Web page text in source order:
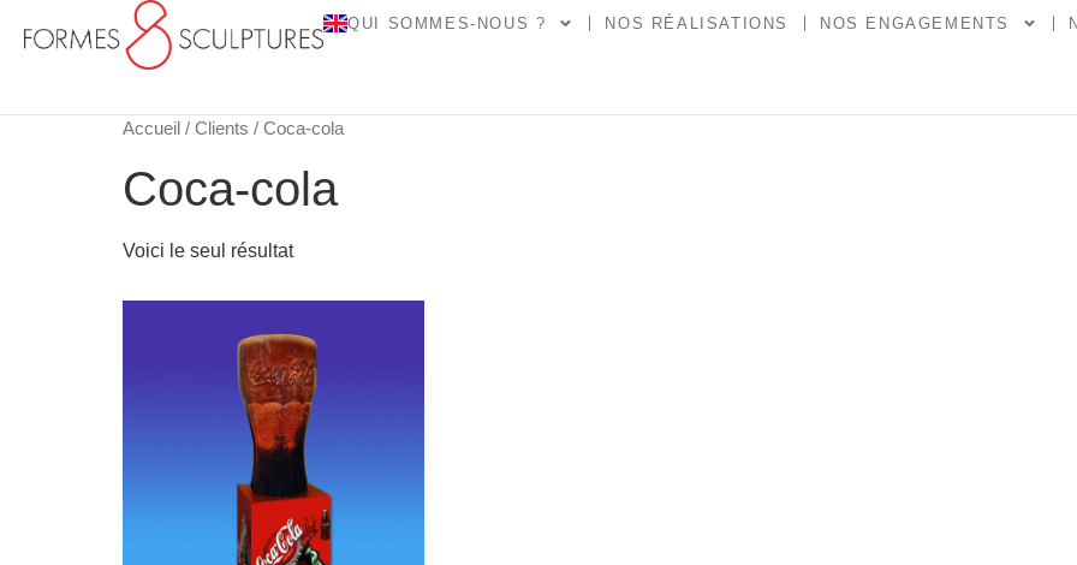
QUI SOMMES-NOUS ? NOS RÉALISATIONS NOS ENGAGEMENTS
Accueil / Clients / Coca-cola
Coca-cola
Voici le seul résultat